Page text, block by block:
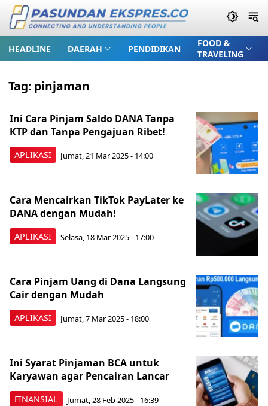
HEADLINE DAERAH PENDIDIKAN
FOOD &
TRAVELING
Tag: pinjaman
APLIKASI
Ini Cara Pinjam Saldo DANA Tanpa
KTP dan Tanpa Pengajuan Ribet!
Jumat, 21 Mar 2025 - 14:00
APLIKASI
Cara Mencairkan TikTok PayLater ke
DANA dengan Mudah!
Selasa, 18 Mar 2025 - 17:00
APLIKASI
Cara Pinjam Uang di Dana Langsung
Cair dengan Mudah
Jumat, 7 Mar 2025 - 18:00
FINANSIAL
Ini Syarat Pinjaman BCA untuk
Karyawan agar Pencairan Lancar
Jumat, 28 Feb 2025 - 16:39